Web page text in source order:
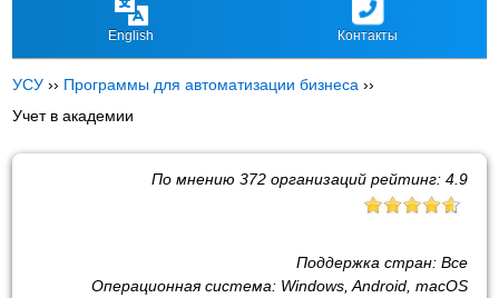
English Контакты
УСУ ›› Программы для автоматизации бизнеса ››
Учет в академии
По мнению 372организаций рейтинг: 4.9
Поддержка стран: Все
Операционная система: Windows, Android, macOS